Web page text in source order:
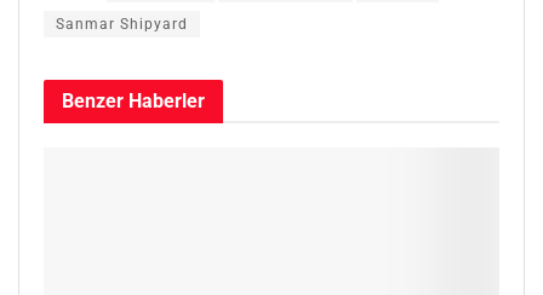
Sanmar Shipyard
Benzer Haberler